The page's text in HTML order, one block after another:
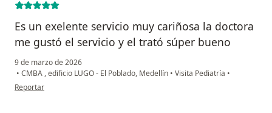
Es un exelente servicio muy cariñosa la doctora
me gustó el servicio y el trató súper bueno
9 de marzo de 2026
• CMBA , edificio LUGO - El Poblado, Medellín • Visita Pediatría •
en opinión del usuario Maritza Jiménez
Reportar